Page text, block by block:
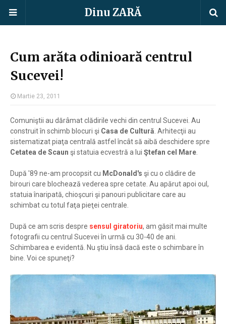
Dinu ZARĂ
Cum arăta odinioară centrul
Sucevei!
Martie 23, 2011
Comuniştii au dărâmat clădirile vechi din centrul Sucevei. Au
construit în schimb blocuri şi Casa de Cultură . Arhitecţii au
sistematizat piaţa centrală astfel încât să aibă deschidere spre
Cetatea de Scaun şi statuia ecvestră a lui Ştefan cel Mare
După '89 ne-am procopsit cu McDonald's şi cu o clădire de
birouri care blochează vederea spre cetate. Au apărut apoi oul,
statuia înaripată, chioşcuri şi panouri publicitare care au
schimbat cu totul faţa pieţei centrale.
După ce am scris despre sensul giratoriu, am găsit mai multe
fotografii cu centrul Sucevei în urmă cu 30-40 de ani.
Schimbarea e evidentă. Nu ştiu însă dacă este o schimbare în
bine. Voi ce spuneţi?